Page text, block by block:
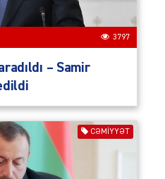
3797
– Samir
CƏMIYYƏT